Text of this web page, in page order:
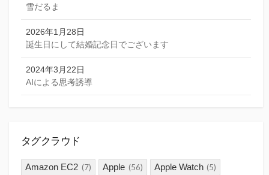
雪だるま
2026年1月28日
誕生日にして結婚記念日でございます
2024年3月22日
AIによる思考誘導
タグクラウド
Amazon EC2 (7) Apple (56) Apple Watch (5)